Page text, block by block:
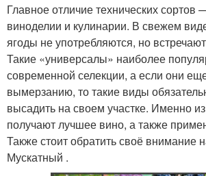
Главное отличие технических сортов
виноделии и кулинарии. В свежем
ягоды не употребляются, но
Такие «универсалы» наиболее
современной селекции, а если они
вымерзанию, то такие виды
высадить на своем участке. Именно
получают лучшее вино, а также
Также стоит обратить своё внимание
Мускатный .